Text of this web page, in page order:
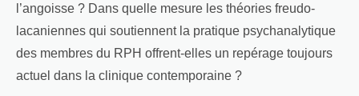
l’angoisse ? Dans quelle mesure les théories freudo-
lacaniennes qui soutiennent la pratique psychanalytique
des membres du RPH offrent-elles un repérage toujours
actuel dans la clinique contemporaine ?